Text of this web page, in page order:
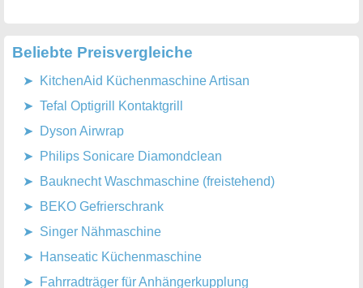
Beliebte Preisvergleiche
KitchenAid Küchenmaschine Artisan
Tefal Optigrill Kontaktgrill
Dyson Airwrap
Philips Sonicare Diamondclean
Bauknecht Waschmaschine (freistehend)
BEKO Gefrierschrank
Singer Nähmaschine
Hanseatic Küchenmaschine
Fahrradträger für Anhängerkupplung